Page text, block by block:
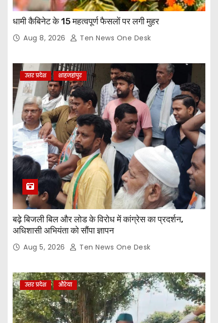
धामी कैबिनेट के 15 महत्वपूर्ण फैसलों पर लगी मुहर
Aug 8, 2026 Ten News One Desk
उत्तर प्रदेश शाहजहांपुर
बढ़े बिजली बिल और लोड के विरोध में कांग्रेस का प्रदर्शन,
अधिशासी अभियंता को सौंपा ज्ञापन
Aug 5, 2026 Ten News One Desk
उत्तर प्रदेश औरेया